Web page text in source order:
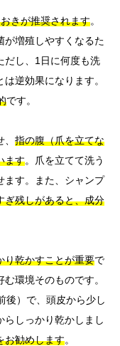
きが推奨されます。
が増殖しやすくなるた
だし、1日に何度も洗
逆効果になります。
です。
指の腹（爪を立てな
ます。爪を立てて洗う
ます。また、シャンプ
ぎ残しがあると、成分
り乾かすことが重要で
環境そのものです。
後）で、頭皮から少し
らしっかり乾かしまし
お勧めします。